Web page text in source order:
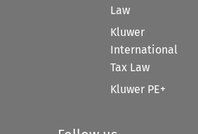
Law
Kluwer
International
Tax Law
Kluwer PE+